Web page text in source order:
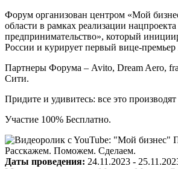
Форум организован центром «Мой
области в рамках реализации
предпринимательство», который
России и курирует первый вице-
Партнеры Форума – Avito, Dream Aero,
Сити.
Придите и удивитесь: все это
Участие 100% Бесплатно.
Даты проведения: 24.11.2023 -